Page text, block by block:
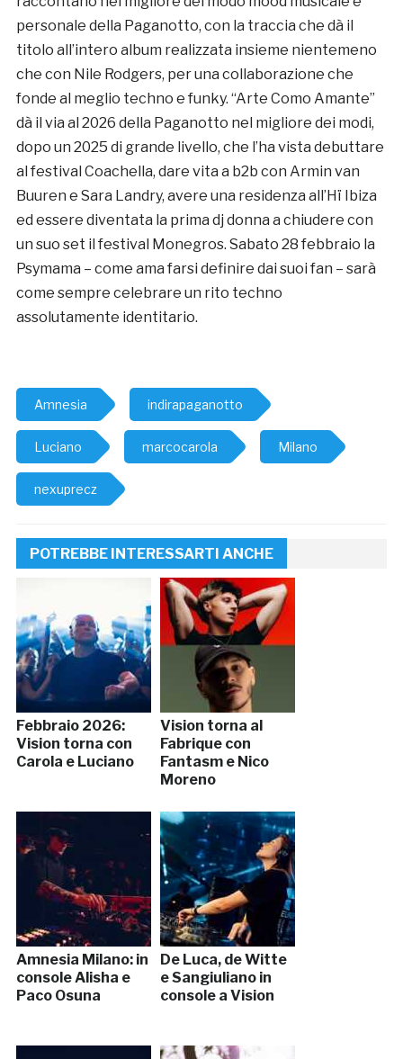
personale della Paganotto, con la traccia che dà il
titolo all’intero album realizzata insieme nientemeno
che con Nile Rodgers, per una collaborazione che
fonde al meglio techno e funky. “Arte Como Amante”
dà il via al 2026 della Paganotto nel migliore dei modi,
dopo un 2025 di grande livello, che l’ha vista debuttare
al festival Coachella, dare vita a b2b con Armin van
Buuren e Sara Landry, avere una residenza all’Hï Ibiza
ed essere diventata la prima dj donna a chiudere con
un suo set il festival Monegros. Sabato 28 febbraio la
Psymama – come ama farsi definire dai suoi fan – sarà
come sempre celebrare un rito techno
assolutamente identitario.
Amnesia indirapaganotto
Luciano marcocarola Milano
nexuprecz
POTREBBE INTERESSARTI ANCHE
Febbraio 2026:
Vision torna con
Carola e Luciano
Vision torna al
Fabrique con
Fantasm e Nico
Moreno
Amnesia Milano: in
console Alisha e
Paco Osuna
De Luca, de Witte
e Sangiuliano in
console a Vision